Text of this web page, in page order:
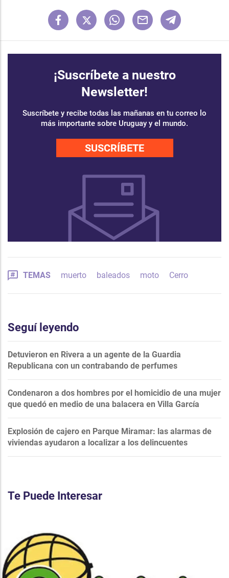
¡Suscríbete a nuestro
Newsletter!
Suscríbete y recibe todas las mañanas en tu correo lo
más importante sobre Uruguay y el mundo.
SUSCRÍBETE
TEMAS muerto baleados moto Cerro
Seguí leyendo
Detuvieron en Rivera a un agente de la Guardia
Republicana con un contrabando de perfumes
Condenaron a dos hombres por el homicidio de una mujer
que quedó en medio de una balacera en Villa García
Explosión de cajero en Parque Miramar: las alarmas de
viviendas ayudaron a localizar a los delincuentes
Te Puede Interesar